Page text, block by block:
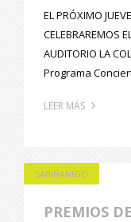
EL PRÓXIMO
CELEBRAREMOS
AUDITORIO LA
Programa
LEER MÁS
SABIÑANIGO
PREMIOS